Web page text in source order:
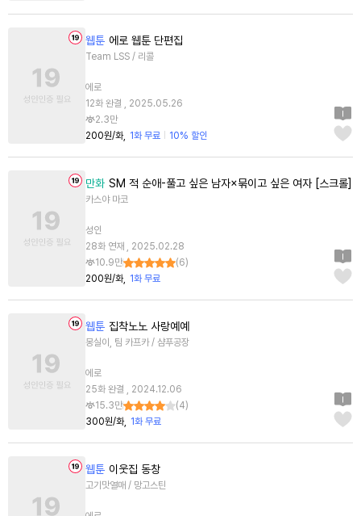
웹툰 에로 웹툰 단편집
Team LSS / 리콜
에로
12화 완결 , 2025.05.26
2.3만
200원/화
1화 무료 10% 할인
만화 SM 적 순애-풀고 싶은 남자×묶이고 싶은 여자 [스크롤]
카스야 마코
성인
28화 연재 , 2025.02.28
10.9만
(6)
200원/화
1화 무료
웹툰 집착노노 사랑예예
몽실이, 팀 카프카 / 샴푸공장
에로
25화 완결 , 2024.12.06
15.3만
(4)
300원/화
1화 무료
웹툰 이웃집 동창
고기맛열매 / 망고스틴